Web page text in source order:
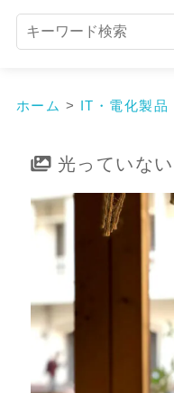
ホーム > IT・電化製品
光っていな